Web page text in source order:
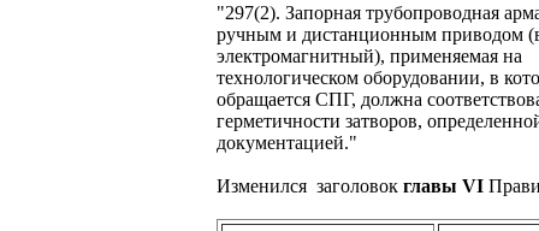
"297(2). Запорная трубопроводная
ручным и дистанционным приводом
электромагнитный), применяемая на
технологическом оборудовании, в
обращается СПГ, должна
герметичности затворов,
документацией."
Изменился заголовок главы VI